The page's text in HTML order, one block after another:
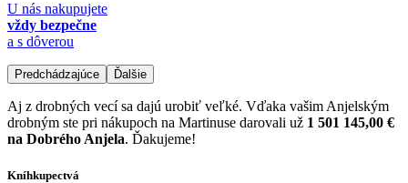
U nás nakupujete
vždy bezpečne
a s dôverou
Predchádzajúce Ďalšie
Aj z drobných vecí sa dajú urobiť veľké. Vďaka vašim Anjelským
drobným ste pri nákupoch na Martinuse darovali už 1 501 145,00 €
na Dobrého Anjela. Ďakujeme!
Kníhkupectvá